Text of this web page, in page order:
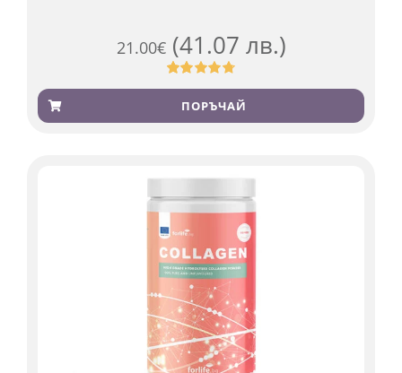
21.00€ (41.07 лв.)
Оценен
4.76 от 5,
базирано
819
ПОРЪЧАЙ